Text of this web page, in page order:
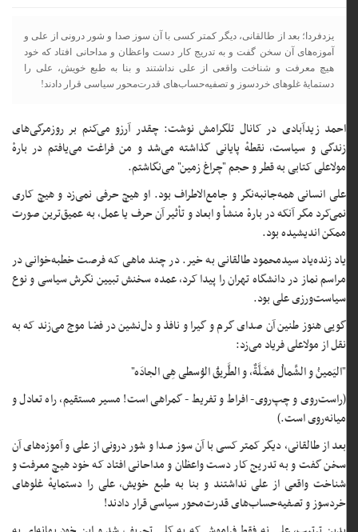
یزدفردا؛ بعد از طالقانی، دیگر کمتر کسی با آن سوز صدا و شور درونی از علی و
آموزه‌های آن سخن گفت و به تدریج کار دست واعظان و مداحانی افتاد که خود
هیچ معرفت و شناخت واقعی از علی نداشتند و بنا به طبع خویش، علی را
دستمایهٔ غلوهای خردسوز و تصفیه‌حساب‌های قدرت‌محور سیاسی قرار دادند!
احمد زیدآبادی در کانال تلگرامش نوشت: چقدر آرزو می‌کنم بر روزمرگی‌های
زندگی و سیاست، نقطهٔ پایانی گذاشته می‌شد و من فراغت می‌یافتم در بارهٔ
مولاعلی کتابی به قطر و حجم "چراغ زمین" می‌نگاشتم.
علی انسانی همه‌جانبه‌نگر و جامع‌الاطراف بود. او هیچ حرفی نمی‌زد و هیچ کاری
نمی‌کرد مگر آنکه در بارهٔ منشأ و ابعاد و تأثیر آن حرف یا عمل، به عمیق‌ترین صورت
ممکن اندیشیده بود.
یاد زنده‌یاد سیدمحمود طالقانی به خیر. در چند ماهی که فرصت خطبه‌خوانی در
مراسم نماز در دانشگاه تهران را پیدا کرد، عمده سخنش تبیین نگرش سیاسی و نوع
سیاست‌ورزی علی بود.
گویی هنوز طنین آن صدای گرم و گیرا و نافذ و دل‌نشین در فضا موج می‌زند که به
نقل از مولاعلی فریاد می‌زد:
"الیَمینُ و الشِّمالُ مَضَلَّةٌ، و الطَّریقُ الوُسطی هِی الجادَه"
(راست‌روی و چپ‌روی- افراط و تفریط - گمراهی است! مسیر مستقیم، راه تعادل و
میانه‌روی است.)
بعد از طالقانی، دیگر کمتر کسی با آن سوز صدا و شور درونی از علی و آموزه‌های آن
سخن گفت و به تدریج کار دست واعظان و مداحانی افتاد که خود هیچ معرفت و
شناخت واقعی از علی نداشتند و بنا به طبع خویش، علی را دستمایهٔ غلوهای
خردسوز و تصفیه‌حساب‌های قدرت‌محور سیاسی قرار دادند!